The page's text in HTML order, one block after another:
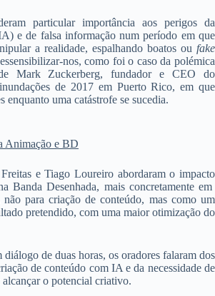
particular importância aos perigos da
e de falsa informação num período em que
a realidade, espalhando boatos ou fake
nos, como foi o caso da polémica
Mark Zuckerberg, fundador e CEO do
de 2017 em Puerto Rico, em que
enquanto uma catástrofe se sucedia.
Animação e BD
e Tiago Loureiro abordaram o impacto
Banda Desenhada, mais concretamente em
não para criação de conteúdo, mas como um
pretendido, com uma maior otimização do
de duas horas, os oradores falaram dos
de conteúdo com IA e da necessidade de
alcançar o potencial criativo.